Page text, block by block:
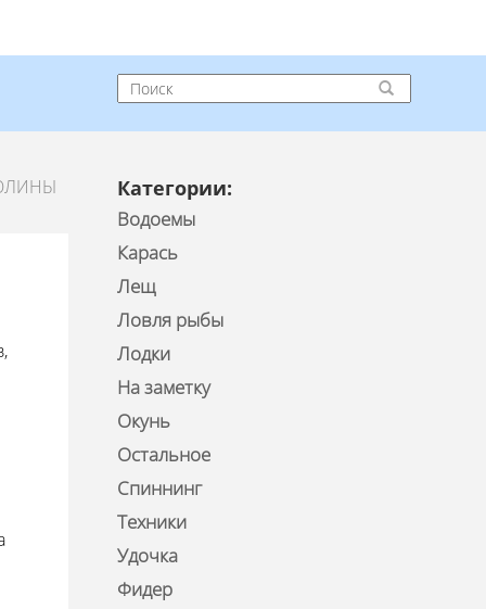
Категории:
Водоемы
Карась
Лещ
Ловля рыбы
Лодки
На заметку
Окунь
Остальное
Спиннинг
Техники
Удочка
Фидер